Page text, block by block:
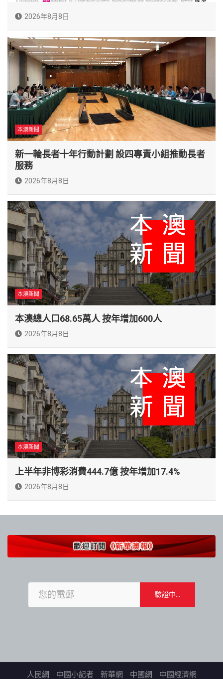
2026年8月8日
本澳新聞
新一輪長者十年行動計劃 設四專責小組推動長者
服務
2026年8月8日
本澳新聞
本澳總人口68.65萬人 按年增加600人
2026年8月8日
本澳新聞
上半年非博彩消費444.7億 按年增加17.4%
2026年8月8日
人民網 中國小記者 新華網 中國網 中國經濟網